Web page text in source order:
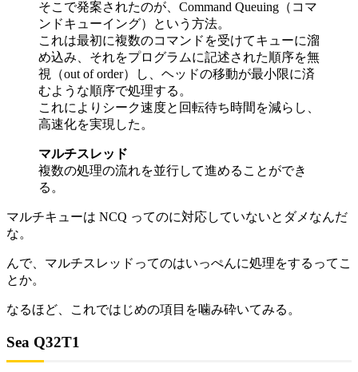
そこで発案されたのが、Command Queuing（コマ
ンドキューイング）という方法。
これは最初に複数のコマンドを受けてキューに溜
め込み、それをプログラムに記述された順序を無
視（out of order）し、ヘッドの移動が最小限に済
むような順序で処理する。
これによりシーク速度と回転待ち時間を減らし、
高速化を実現した。
マルチスレッド
複数の処理の流れを並行して進めることができ
る。
マルチキューは NCQ ってのに対応していないとダメなんだ
な。
んで、マルチスレッドってのはいっぺんに処理をするってこ
とか。
なるほど、これではじめの項目を噛み砕いてみる。
Sea Q32T1